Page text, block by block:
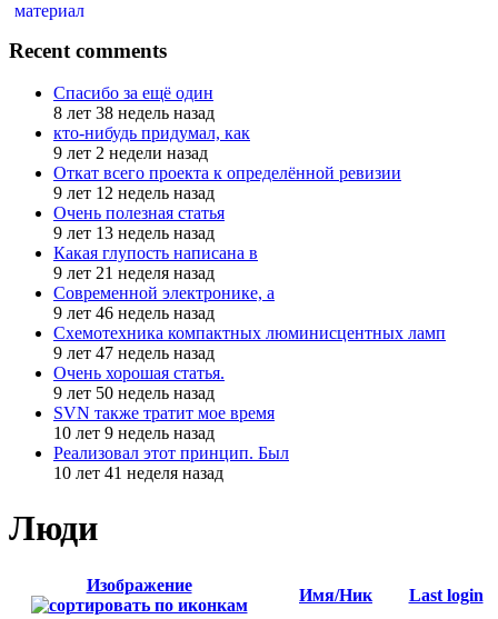
Recent comments
Спасибо за ещё один
8 лет 38 недель назад
кто-нибудь придумал, как
9 лет 2 недели назад
Откат всего проекта к определённой ревизии
9 лет 12 недель назад
Очень полезная статья
9 лет 13 недель назад
Какая глупость написана в
9 лет 21 неделя назад
Современной электронике, а
9 лет 46 недель назад
Схемотехника компактных люминисцентных ламп
9 лет 47 недель назад
Очень хорошая статья.
9 лет 50 недель назад
SVN также тратит мое время
10 лет 9 недель назад
Реализовал этот принцип. Был
10 лет 41 неделя назад
Люди
Изображение
Имя/Ник Last login